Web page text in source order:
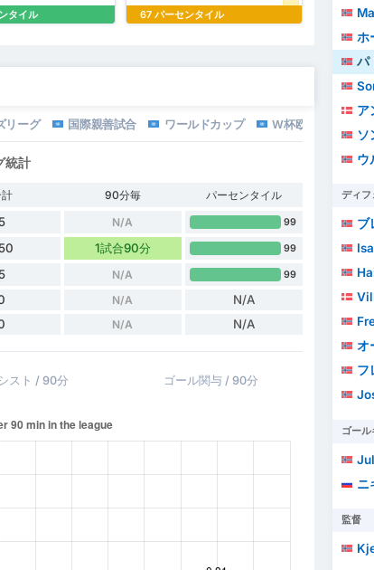
タイル 67 パーセンタイル
リーグ 国際親善試合 ワールドカップ W杯欧州予選
統計
90分毎
パーセンタイル
5 N/A 99
1試合90分 99
5 N/A 99
N/A N/A
N/A N/A
スト / 90分 ゴール関与 / 90分
ホ
パ
ア
ソン
ウ
ディフ
ブ
オ
フ
ゴール
ニ
監督